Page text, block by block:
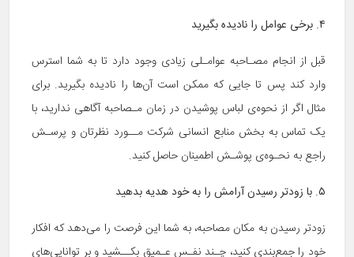
۴. برخی عوامل را نادیده بگیرید
قبل از انجام مصـاحبه عوامـلی زیادی وجود دارد تا به شما استرس
وارد کند پس تا جایی که ممکن است آن‌ها را نادیده بگیرید. برای
مثال اگر از نحوه‌ی لباس پوشیدن در زمان مـصاحبه آگاهی ندارید، با
یک تماس به بخش منابع انسانی شرکت مــورد نظرتان و پرسـش
راجع به نحـوه‌ی پوشـش اطمینان حاصل کنید.
۵. با زودتر رسیدن آرامش را به خود هدیه بدهید
زودتر رسیدن به مکان مصاحبه، به شما این فرصت را می‌دهد که افکار
خود را جمع‌بندی کنید، چـند نفـس عـمیق بکــشید و بر توانایی‌های